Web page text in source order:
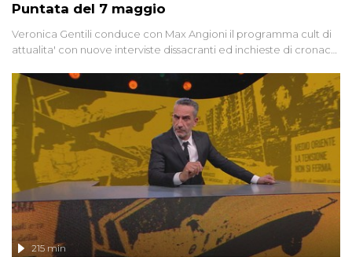
Puntata del 7 maggio
Veronica Gentili conduce con Max Angioni il programma cult di
attualita' con nuove interviste dissacranti ed inchieste di cronaca
215 min